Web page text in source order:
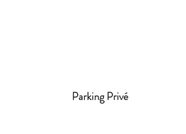
Parking Privé